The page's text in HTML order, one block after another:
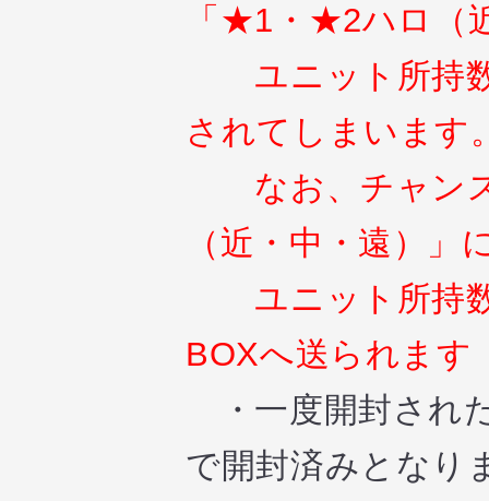
「★1・★2ハロ（
ユニット所持数
されてしまいます
なお、チャン
（近・中・遠）」
ユニット所持数
BOXへ送られます
・一度開封され
で開封済みとなり